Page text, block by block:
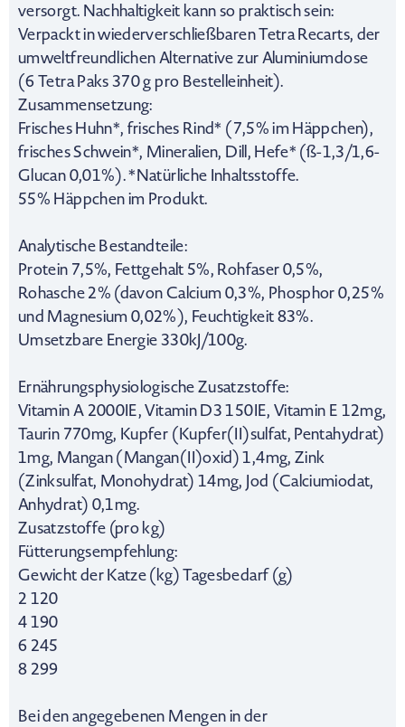
versorgt. Nachhaltigkeit kann so praktisch sein:
Verpackt in wiederverschließbaren Tetra Recarts, der
umweltfreundlichen Alternative zur Aluminiumdose
(6 Tetra Paks 370 g pro Bestelleinheit).
Zusammensetzung:
Frisches Huhn*, frisches Rind* (7,5% im Häppchen),
frisches Schwein*, Mineralien, Dill, Hefe* (ß-1,3/1,6-
Glucan 0,01%). *Natürliche Inhaltsstoffe.
55% Häppchen im Produkt.
Analytische Bestandteile:
Protein 7,5%, Fettgehalt 5%, Rohfaser 0,5%,
Rohasche 2% (davon Calcium 0,3%, Phosphor 0,25%
und Magnesium 0,02%), Feuchtigkeit 83%.
Umsetzbare Energie 330kJ/100g.
Ernährungsphysiologische Zusatzstoffe:
Vitamin A 2000IE, Vitamin D3 150IE, Vitamin E 12mg,
Taurin 770mg, Kupfer (Kupfer(II)sulfat, Pentahydrat)
1mg, Mangan (Mangan(II)oxid) 1,4mg, Zink
(Zinksulfat, Monohydrat) 14mg, Jod (Calciumiodat,
Anhydrat) 0,1mg.
Zusatzstoffe (pro kg)
Fütterungsempfehlung:
Gewicht der Katze (kg) Tagesbedarf (g)
2 120
4 190
6 245
8 299
Bei den angegebenen Mengen in der